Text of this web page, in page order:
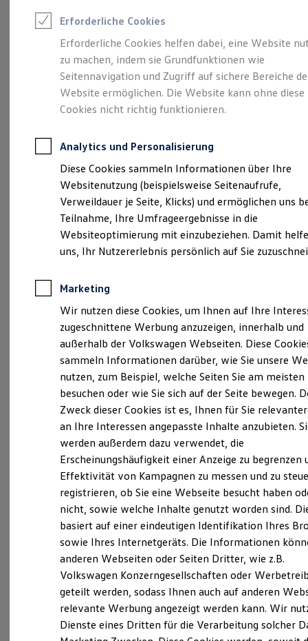
Saisonangebote
Leasing
Leasing-Angebote
Gebrauchtwagen Leasing
Junge Gebrauchtwagen-Leasing
Elektroauto Leasing
Kleinwagen-Leasing
Leasing ohne Anzahlung
Autokredit mit Schlussrate
Versicherungen und Garantien
Kfz-Versicherung
Restschuldversicherungen
Garantien
Wartungsverträge
Geschäftskunden
Professional Class bei Volkswagen
Großkunden
Behörden
Anpfiff zum Gewinn
Elektroautos
ID. Tutorials
Elektrofahrzeugkonzepte
Reichweite
Reichweite der ID. Modelle
Reichweite im Winter
Laden
Laden unterwegs
Laden Zuhause
Ladezeitensimulator
Batterie
Sicherheit
Garantie und Lebensdauer
Nachhaltigkeit
Technologie
Kosten und Kauf
Verbrauchskosten
Kaufoptionen
E-Auto-Förderung
Software und Konnektivität
Die ID. Software 6
ID. Software Versionen und Updates
Digitale Extras
Schnittstellen zu Ihrem ID.
Voll im Leben.
Vollelektrisch. Der
ID.3
Probefahrt vereinbaren
Fahrzeugangebot anfordern
Servicetermin buchen
Serviceanfrage stellen
Erforderliche Cookies
Erforderliche Cookies helfen dabei, eine Website
zu machen, indem sie Grundfunktionen wie
Seitennavigation und Zugriff auf sichere Bereiche
Website ermöglichen. Die Website kann ohne diese
Cookies nicht richtig funktionieren.
Analytics und Personalisierung
Diese Cookies sammeln Informationen über Ihre
Websitenutzung (beispielsweise Seitenaufrufe,
Verweildauer je Seite, Klicks) und ermöglichen uns
Teilnahme, Ihre Umfrageergebnisse in die
Websiteoptimierung mit einzubeziehen. Damit
uns, Ihr Nutzererlebnis persönlich auf Sie
Marketing
Wir nutzen diese Cookies, um Ihnen auf Ihre
zugeschnittene Werbung anzuzeigen, innerhalb und
außerhalb der Volkswagen Webseiten. Diese
sammeln Informationen darüber, wie Sie unsere
nutzen, zum Beispiel, welche Seiten Sie am meisten
besuchen oder wie Sie sich auf der Seite bewegen.
Zweck dieser Cookies ist es, Ihnen für Sie
an Ihre Interessen angepasste Inhalte anzubieten.
werden außerdem dazu verwendet, die
Erscheinungshäufigkeit einer Anzeige zu begrenzen
Effektivität von Kampagnen zu messen und zu
registrieren, ob Sie eine Webseite besucht haben
nicht, sowie welche Inhalte genutzt worden sind.
basiert auf einer eindeutigen Identifikation Ihres
sowie Ihres Internetgeräts. Die Informationen
anderen Webseiten oder Seiten Dritter, wie z.B.
Volkswagen Konzerngesellschaften oder
geteilt werden, sodass Ihnen auch auf anderen
relevante Werbung angezeigt werden kann. Wir
Dienste eines Dritten für die Verarbeitung solcher